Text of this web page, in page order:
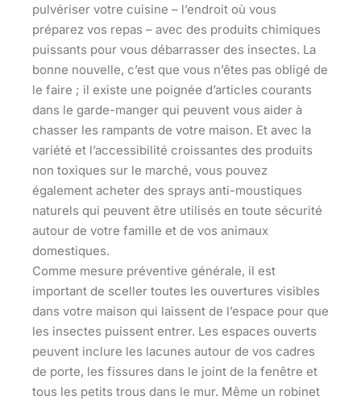
pulvériser votre cuisine – l’endroit où vous
préparez vos repas – avec des produits chimiques
puissants pour vous débarrasser des insectes. La
bonne nouvelle, c’est que vous n’êtes pas obligé de
le faire ; il existe une poignée d’articles courants
dans le garde-manger qui peuvent vous aider à
chasser les rampants de votre maison. Et avec la
variété et l’accessibilité croissantes des produits
non toxiques sur le marché, vous pouvez
également acheter des sprays anti-moustiques
naturels qui peuvent être utilisés en toute sécurité
autour de votre famille et de vos animaux
domestiques.
Comme mesure préventive générale, il est
important de sceller toutes les ouvertures visibles
dans votre maison qui laissent de l’espace pour que
les insectes puissent entrer. Les espaces ouverts
peuvent inclure les lacunes autour de vos cadres
de porte, les fissures dans le joint de la fenêtre et
tous les petits trous dans le mur. Même un robinet